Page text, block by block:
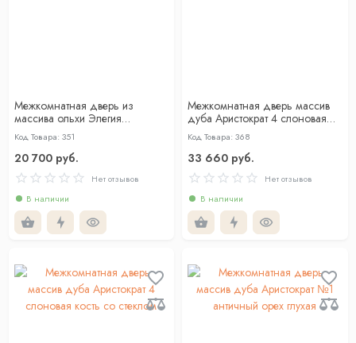
Межкомнатная дверь из
массива ольхи Элегия
античный орех со стеклом
Код Товара: 351
20 700 руб.
Нет отзывов
В наличии
Межкомнатная дверь массив
дуба Аристократ 4 слоновая
кость глухая
Код Товара: 368
33 660 руб.
Нет отзывов
В наличии